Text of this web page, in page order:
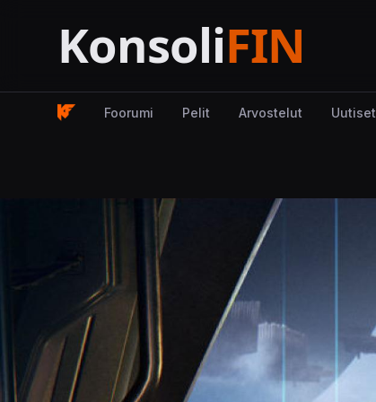
Foorumi Pelit Arvostelut Uutiset